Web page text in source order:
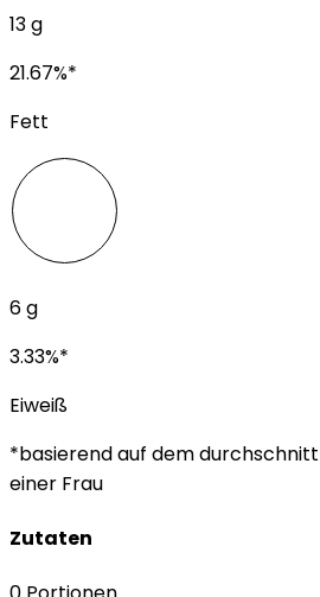
13g
21.67%*
Fett
6g
3.33%*
Eiweiß
*basierend auf dem
einer Frau
Zutaten